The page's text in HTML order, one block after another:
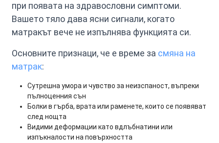
при появата на здравословни симптоми.
Вашето тяло дава ясни сигнали, когато
матракът вече не изпълнява функцията си.
Основните признаци, че е време за смяна на
матрак:
Сутрешна умора и чувство за неизспаност, въпреки
пълноценния сън
Болки в гърба, врата или раменете, които се появяват
след нощта
Видими деформации като вдлъбнатини или
изпъкналости на повърхността